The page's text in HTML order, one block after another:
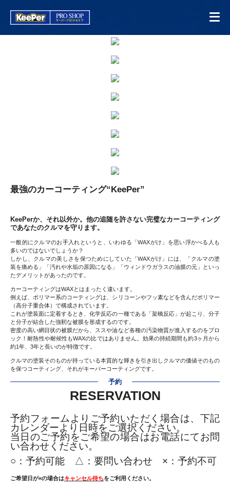
最強のカーコーティング“KeePer”
KeePerか、それ以外か。他の追随を許さない完璧なカーコーティング
であなたのクルマを守ります。
一般的にクルマのお手入れというと、いわゆる「WAXがけ」を思い浮かべる人も
多いのではないでしょうか？
しかし、クルマの美しさを保つためにしていた「WAXがけ」には、「クルマの塗
装を痛める」「汚れや水垢の原因になる」「ウィンドウガラスの油膜の元」といっ
たデメリットがあったのです。
カーコーティングはWAXとはまったく違います。
例えば、ポリマー系のコーティングは、シリコーンやフッ素などを含んだポリマー
（高分子重合体）で構成されています。
これが塗装面に定着するとき、化学反応の一種である「架橋反応」が起こり、分子
と分子が結合した強靭な被膜を形成するのです。
密度の高い網目状の被膜だから、ススや油など各種の汚染物質が進入するのをブロ
ック！耐熱性や耐候性もWAXの比ではありません。効果の持続期間も約3ヶ月から
約1年、3年と長いのが特徴です。
クルマの塗装そのものが持っている本質的な輝きを引き出しクルマの価値そのもの
を保つコーティング、それがキーパーコーティングです。
予約
RESERVATION
予約フォームよりご予約いただく場合は、下記
カレンダーより日時をご選択ください。
当日のご予約をご希望の場合はお電話にてお問
い合わせください。
○： 予約可能 △：要問い合わせ ×：予約不可
ご希望日が×の場合はキャンセル待ちをご利用ください。